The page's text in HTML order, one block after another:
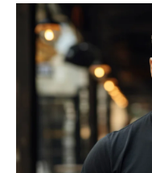
produktu
hvězdiček.